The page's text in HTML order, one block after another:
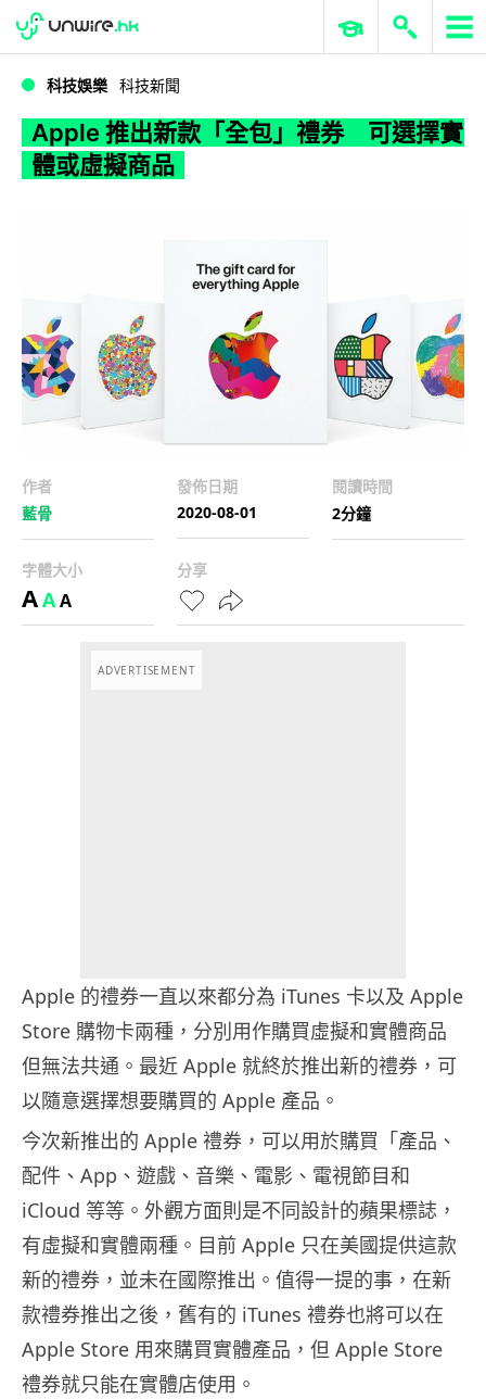
WWDC 2026 ERP 與商業 AI
科技娛樂 科技新聞
Apple 推出新款「全包」禮券 可選擇實
體或虛擬商品
作者
藍骨
發佈日期
2020-08-01
閱讀時間
2分鐘
字體大小
AAA
分享
ADVERTISEMENT
Apple 的禮券一直以來都分為 iTunes 卡以及 Apple
Store 購物卡兩種，分別用作購買虛擬和實體商品
但無法共通。最近 Apple 就終於推出新的禮券，可
以隨意選擇想要購買的 Apple 產品。
今次新推出的 Apple 禮券，可以用於購買「產品、
配件、App、遊戲、音樂、電影、電視節目和
iCloud 等等。外觀方面則是不同設計的蘋果標誌，
有虛擬和實體兩種。目前 Apple 只在美國提供這款
新的禮券，並未在國際推出。值得一提的事，在新
款禮券推出之後，舊有的 iTunes 禮券也將可以在
Apple Store 用來購買實體產品，但 Apple Store
禮券就只能在實體店使用。